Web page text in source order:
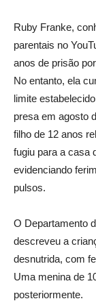
Ruby Franke,
parentais no
anos de prisão
No entanto, ela
limite
presa em agosto
filho de 12 anos
fugiu para a casa
evidenciando
pulsos.
O Departamento
descreveu a
desnutrida, com
Uma menina de
posteriormente.